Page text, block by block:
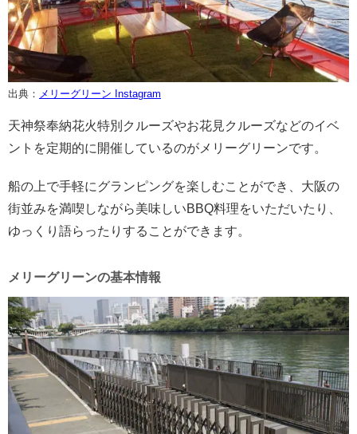
出典： メリーグリーン Instagram
天神祭奉納花火特別クルーズやお花見クルーズなどのイベ
ントを定期的に開催しているのがメリーグリーンです。
船の上で手軽にグランピングを楽しむことができ、大阪の
街並みを満喫しながら美味しいBBQ料理をいただいたり、
ゆっくり語らったりすることができます。
メリーグリーンの基本情報